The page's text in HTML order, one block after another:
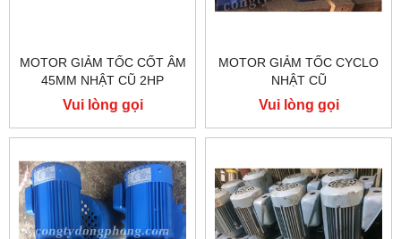
MOTOR GIẢM TỐC CỐT ÂM
45MM NHẬT CŨ 2HP
Vui lòng gọi
MOTOR GIẢM TỐC CYCLO
NHẬT CŨ
Vui lòng gọi